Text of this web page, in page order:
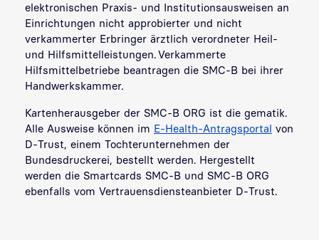
elektronischen Praxis- und Institutionsausweisen an
Einrichtungen nicht approbierter und nicht
verkammerter Erbringer ärztlich verordneter Heil-
und Hilfsmittelleistungen. Verkammerte
Hilfsmittelbetriebe beantragen die SMC-B bei ihrer
Handwerkskammer.
Kartenherausgeber der SMC-B ORG ist die gematik.
Alle Ausweise können im E-Health-Antragsportal von
D-Trust, einem Tochterunternehmen der
Bundesdruckerei, bestellt werden. Hergestellt
werden die Smartcards SMC-B und SMC-B ORG
ebenfalls vom Vertrauensdiensteanbieter D-Trust.